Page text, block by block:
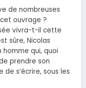
de nombreuses
ouvrage ?
vivra-t-il cette
sûre, Nicolas
qui, quoi
prendre son
s’écrire, sous les